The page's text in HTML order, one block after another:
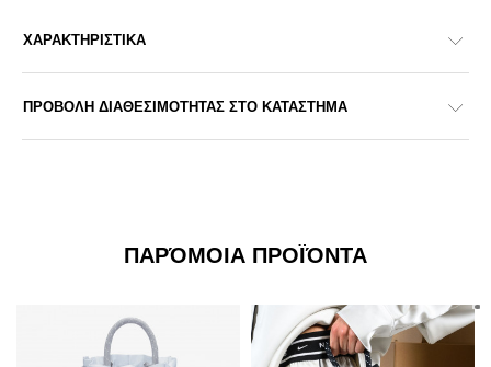
ΧΑΡΑΚΤΗΡΙΣΤΙΚΑ
ΠΡΟΒΟΛΗ ΔΙΑΘΕΣΙΜΟΤΗΤΑΣ ΣΤΟ ΚΑΤΑΣΤΗΜΑ
ΠΑΡΌΜΟΙΑ ΠΡΟΪΌΝΤΑ